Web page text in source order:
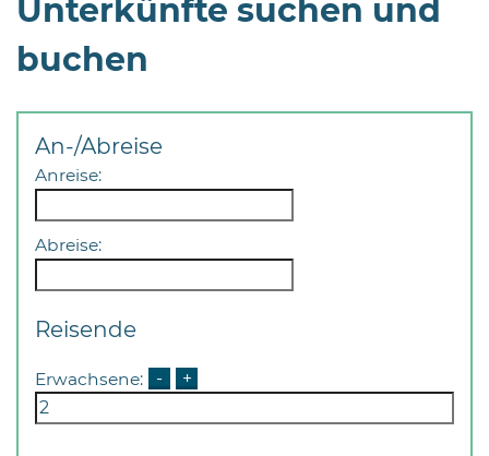
Unterkünfte suchen und
buchen
An-/Abreise
Anreise:
Abreise:
Reisende
Erwachsene: - +